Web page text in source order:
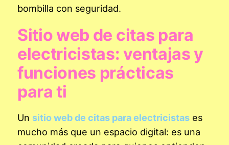
bombilla con seguridad.
Sitio web de citas para
electricistas: ventajas y
funciones prácticas
para ti
Un sitio web de citas para electricistas es
mucho más que un espacio digital: es una